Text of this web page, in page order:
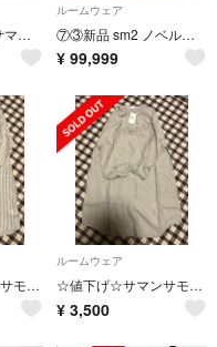
Samansa Mos2 サマンサモスモス ノベルティ 35th ルームウェア
ルームウェア
⑦③新品 sm2 ノベルティ ボーダー ガウン ＆ 花柄 ブランケット リンネル
¥ 99,999
☆値下げ☆サマンサモスモス ホームズのリネン刺繍ワンピース
ルームウェア
☆値下げ☆サマンサモスモス sm2 ホームズ リネン sh刺繍ワンピース
¥ 3,500